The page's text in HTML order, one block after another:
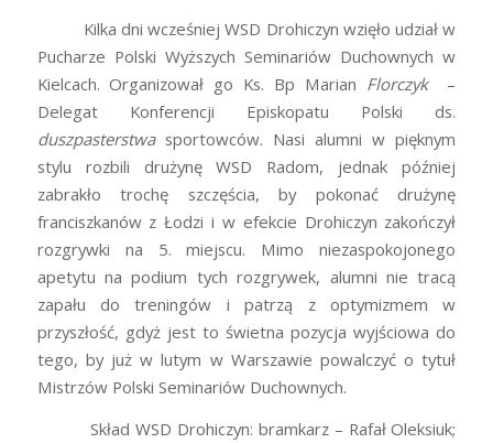
Kilka dni wcześniej WSD Drohiczyn wzięło udział w
Pucharze Polski Wyższych Seminariów Duchownych w
Kielcach. Organizował go Ks. Bp Marian Florczyk–
Delegat Konferencji Episkopatu Polski ds.
duszpasterstwasportowców. Nasi alumni w pięknym
stylu rozbili drużynę WSD Radom, jednak później
zabrakło trochę szczęścia, by pokonać drużynę
franciszkanów z Łodzi i w efekcie Drohiczyn zakończył
rozgrywki na 5. miejscu. Mimo niezaspokojonego
apetytu na podium tych rozgrywek, alumni nie tracą
zapału do treningów i patrzą z optymizmem w
przyszłość, gdyż jest to świetna pozycja wyjściowa do
tego, by już w lutym w Warszawie powalczyć o tytuł
Mistrzów Polski Seminariów Duchownych.
Skład WSD Drohiczyn: bramkarz – Rafał Oleksiuk;